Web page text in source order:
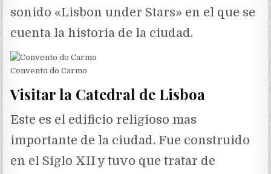
sonido «Lisbon under Stars» en el que se
cuenta la historia de la ciudad.
Convento do Carmo
Visitar la Catedral de Lisboa
Este es el edificio religioso mas
importante de la ciudad. Fue construido
en el Siglo XII y tuvo que tratar de